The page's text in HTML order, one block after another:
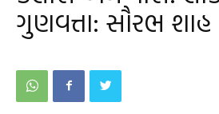
ગુણવત્તા: સૌરભ શાહ